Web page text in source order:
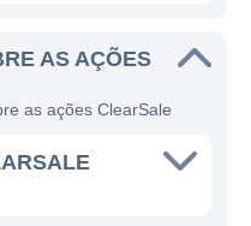
garantir que as
sejam
tempo que
transações.
AS AÇÕES
as ações ClearSale